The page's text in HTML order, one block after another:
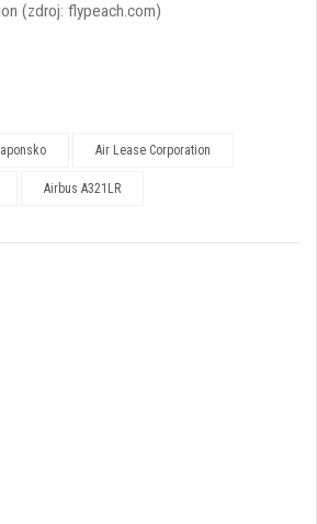
(zdroj: flypeach.com)
Air Lease Corporation
Airbus A321LR